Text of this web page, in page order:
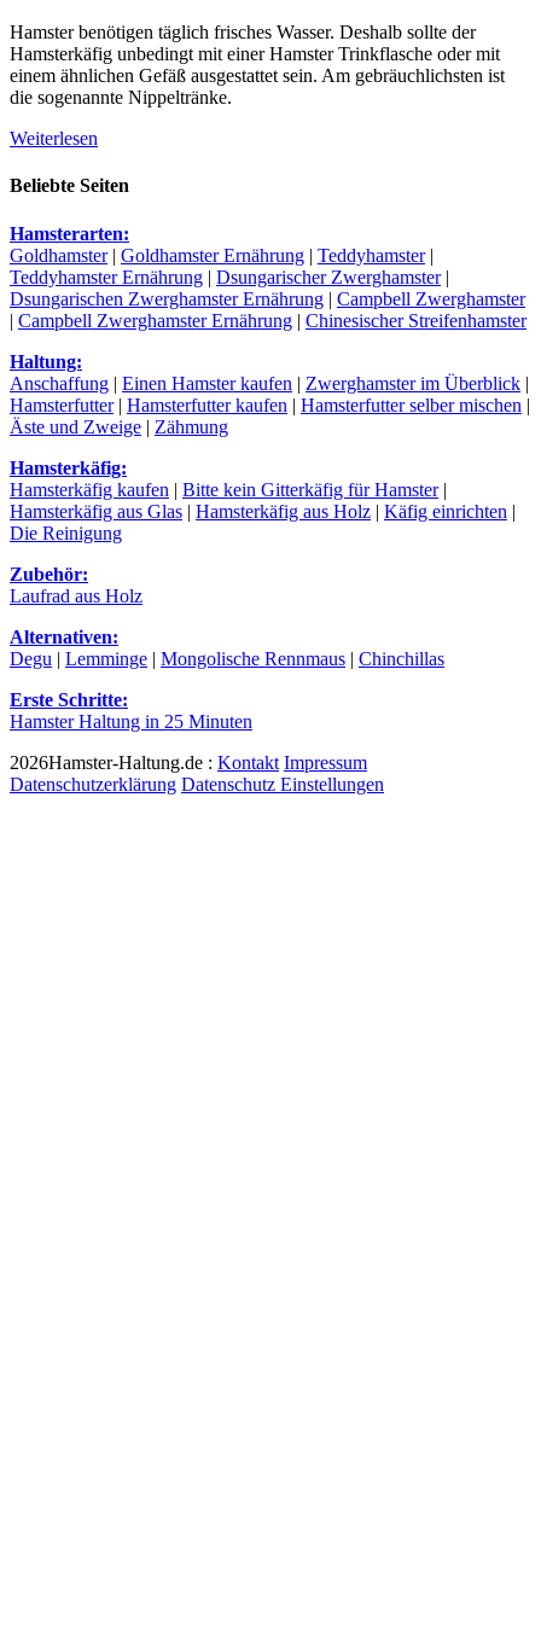
Hamster benötigen täglich frisches Wasser. Deshalb sollte der
Hamsterkäfig unbedingt mit einer Hamster Trinkflasche oder mit
einem ähnlichen Gefäß ausgestattet sein. Am gebräuchlichsten ist
die sogenannte Nippeltränke.
Weiterlesen
Beliebte Seiten
Hamsterarten:
Goldhamster| Goldhamster Ernährung | Teddyhamster|
Teddyhamster Ernährung | Dsungarischer Zwerghamster|
Dsungarischen Zwerghamster Ernährung | Campbell Zwerghamster
| Campbell Zwerghamster Ernährung | Chinesischer Streifenhamster
Haltung:
Anschaffung | Einen Hamster kaufen | Zwerghamster im Überblick |
Hamsterfutter| Hamsterfutter kaufen | Hamsterfutter selber mischen |
Äste und Zweige | Zähmung
Hamsterkäfig:
Hamsterkäfig kaufen | Bitte kein Gitterkäfig für Hamster|
Hamsterkäfig aus Glas | Hamsterkäfig aus Holz | Käfig einrichten |
Die Reinigung
Zubehör:
Laufrad aus Holz
Alternativen:
Degu | Lemminge | Mongolische Rennmaus | Chinchillas
Erste Schritte:
Hamster Haltung in 25 Minuten
2026Hamster-Haltung.de : Kontakt Impressum
Datenschutzerklärung Datenschutz Einstellungen